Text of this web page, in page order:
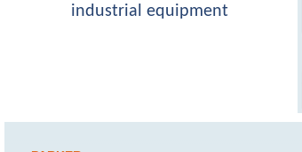
industrial equipment